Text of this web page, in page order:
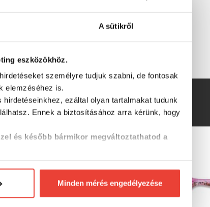
A sütikről
eszközökhöz.
személyre tudjuk szabni, de fontosak
elemzéséhez is.
ezáltal olyan tartalmakat tudunk
Ennek a biztosításához arra kérünk, hogy
és később bármikor megváltoztathatod a
Minden mérés engedélyezése